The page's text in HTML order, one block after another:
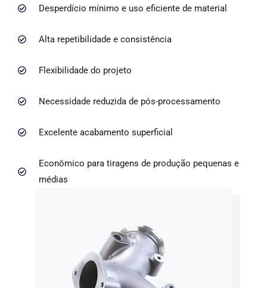
Desperdício mínimo e uso eficiente de material
Alta repetibilidade e consistência
Flexibilidade do projeto
Necessidade reduzida de pós-processamento
Excelente acabamento superficial
Econômico para tiragens de produção pequenas e
médias